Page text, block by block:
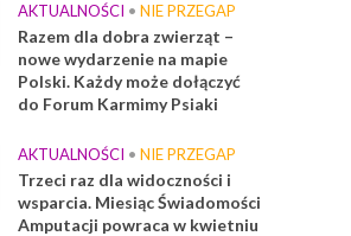
AKTUALNOŚCI • NIE PRZEGAP
Razem dla dobra zwierząt –
nowe wydarzenie na mapie
Polski. Każdy może dołączyć
do Forum Karmimy Psiaki
AKTUALNOŚCI • NIE PRZEGAP
Trzeci raz dla widoczności i
wsparcia. Miesiąc Świadomości
Amputacji powraca w kwietniu